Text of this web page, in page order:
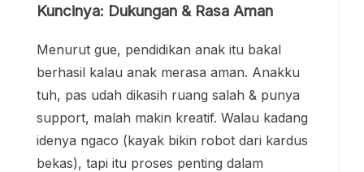
Kuncinya: Dukungan & Rasa Aman
Menurut gue, pendidikan anak itu bakal
berhasil kalau anak merasa aman. Anakku
tuh, pas udah dikasih ruang salah & punya
support, malah makin kreatif. Walau kadang
idenya ngaco (kayak bikin robot dari kardus
bekas), tapi itu proses penting dalam